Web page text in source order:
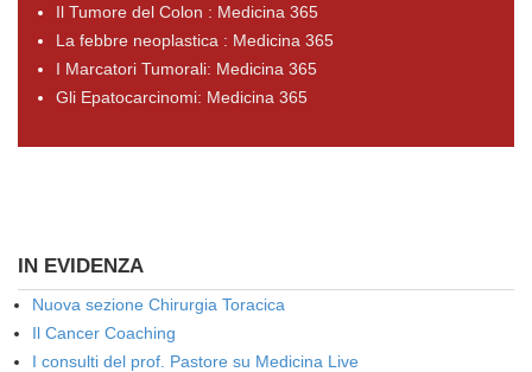
Il Tumore del Colon : Medicina 365
La febbre neoplastica : Medicina 365
I Marcatori Tumorali: Medicina 365
Gli Epatocarcinomi: Medicina 365
IN EVIDENZA
Nuova sezione Chirurgia Toracica
Il Cancer Coaching
I consulti del prof. Pastore su Medicina Live